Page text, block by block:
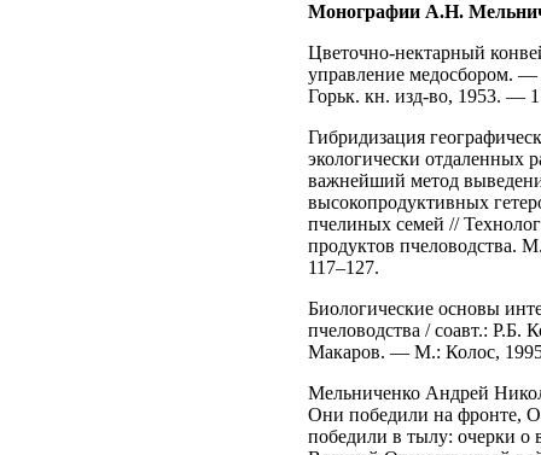
Монографии А.Н.
Цветочно-нектарный
управление медосбором.
Горьк. кн. изд-во, 1953. —
Гибридизация
экологически отдаленных
важнейший метод
высокопродуктивных
пчелиных семей //
продуктов пчеловодства.
117–127.
Биологические основы
пчеловодства / соавт.:
Макаров. — М.: Колос,
Мельниченко Андрей
Они победили на фронте,
победили в тылу: очерки о